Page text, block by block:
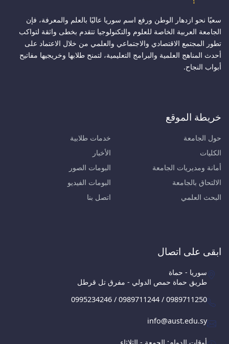
سعيًا نحو ازدهار الوطن ورفع اسم سوريا عاليًا بالعلم والمعرفة، فإن
الجامعة العربية الخاصة للعلوم والتكنولوجيا تتقدم بخطى واثقة لتواكب
تطور المجتمع الاقتصادي والاجتماعي والعلمي من خلال الاعتماد على
أحدث المناهج العلمية والبرامج التعليمية، لتمنح طلابها وخريجيها مفاتيح
أبواب النجاح.
خريطة الموقع
حول الجامعة
الكليات
أمانة ومديريات الجامعة
الالتحاق بالجامعة
البحث العلمي
خدمات طلابية
الأخبار
البومات الصور
البومات الفيديو
اتصل بنا
ابقى على اتصال
سوريا - حماة
طريق حماة حمص الدولي - مفرق تل قرطل
0995234246 / 0989711244 / 0989711250
info@aust.edu.sy
أوقات الدوام: الجمعة - الثلاثاء